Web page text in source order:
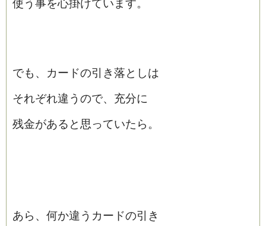
使う事を心掛けています。
でも、カードの引き落としは
それぞれ違うので、充分に
残金があると思っていたら。
あら、何か違うカードの引き